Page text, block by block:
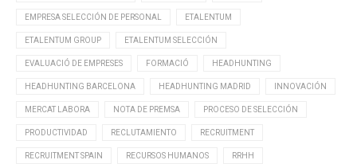
EMPRESA SELECCIÓN DE PERSONAL ETALENTUM
ETALENTUM GROUP ETALENTUM SELECCIÓN
EVALUACIÓ DE EMPRESES FORMACIÓ HEADHUNTING
HEADHUNTING BARCELONA HEADHUNTING MADRID INNOVACIÓN
MERCAT LABORA NOTA DE PREMSA PROCESO DE SELECCIÓN
PRODUCTIVIDAD RECLUTAMIENTO RECRUITMENT
RECRUITMENT SPAIN RECURSOS HUMANOS RRHH